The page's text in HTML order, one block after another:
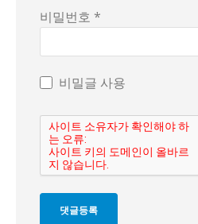
비밀번호 *
비밀글 사용